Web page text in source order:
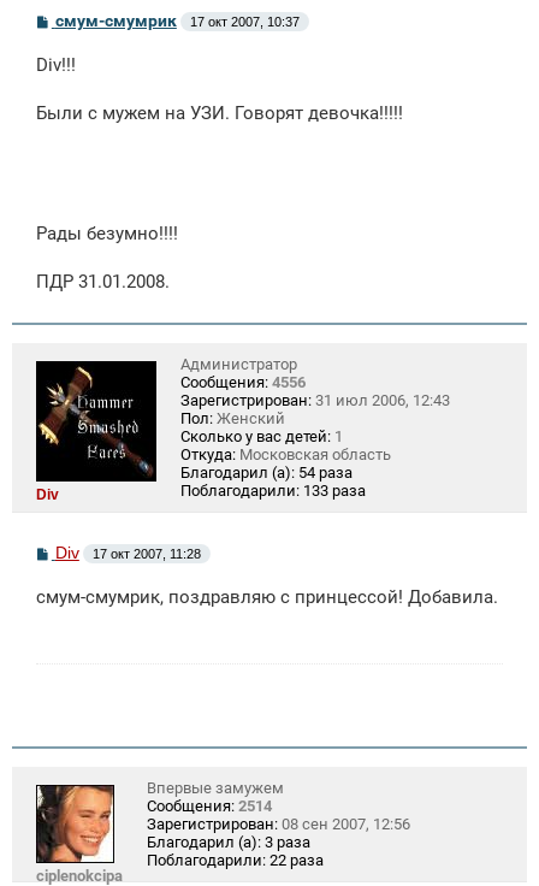
С
б
н
смум-смумрик 17 окт 2007, 10:37
Div!!!
Были с мужем на УЗИ. Говорят девочка!!!!!
Рады безумно!!!!
ПДР 31.01.2008.
Div
Администратор
Сообщения: 4556
Зарегистрирован: 31 июл 2006, 12:43
Пол: Женский
Сколько у вас детей: 1
Откуда: Московская область
Благодарил (а): 54 раза
Поблагодарили: 133 раза
С
б
Div 17 окт 2007, 11:28
смум-смумрик, поздравляю с принцессой! Добавила.
ciplenokcipa
Впервые замужем
Сообщения: 2514
Зарегистрирован: 08 сен 2007, 12:56
Благодарил (а): 3 раза
Поблагодарили: 22 раза